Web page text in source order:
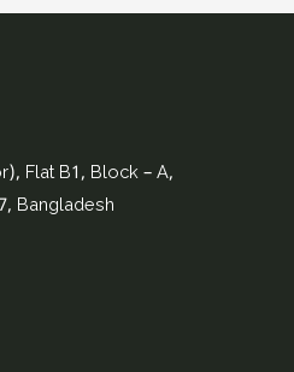
Flat B1, Block – A,
Bangladesh